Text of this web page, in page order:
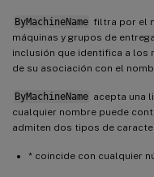
ByMachineName filtra por el
máquinas y grupos de
inclusión que identifica a los
de su asociación con el
ByMachineName acepta una
cualquier nombre puede
admiten dos tipos de
* coincide con cualquier